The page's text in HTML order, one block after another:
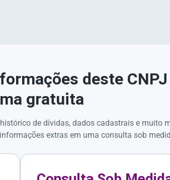
deste CNPJ
gratuita
de dívidas, dados cadastrais e muito
extras em uma consulta sob